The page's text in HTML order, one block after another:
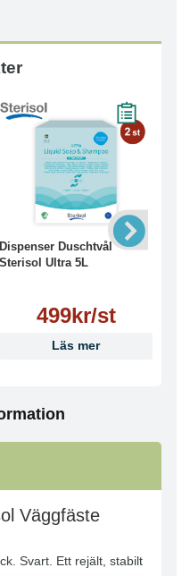
Dispenser Duschtvål
Sterisol Ultra 5L
499kr/st
Läs mer
Väggfäste
Svart. Ett rejält, stabilt